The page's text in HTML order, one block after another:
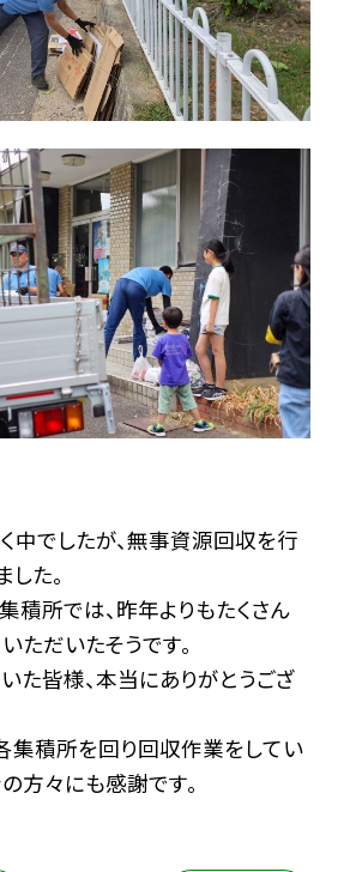
中でしたが、無事資源回収を行
た。
積所では、昨年よりもたくさん
ただいたそうです。
た皆様、本当にありがとうござ
集積所を回り回収作業をしてい
方々にも感謝です。